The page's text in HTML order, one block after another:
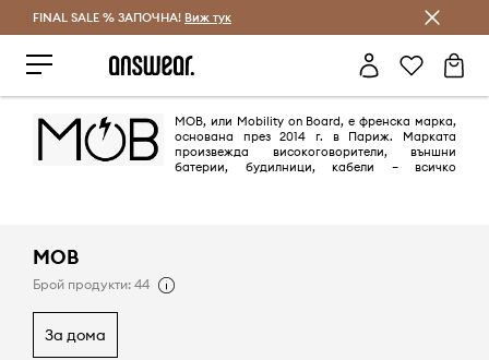
Спестявай с Answear Club
FINAL SALE % ЗАПОЧНА! Виж тук
MOB, или Mobility on Board, е френска марка,
основана през 2014 г. в Париж. Марката
произвежда високоговорители, външни
батерии, будилници, кабели – всичко
MOB
Брой продукти: 44
за дома